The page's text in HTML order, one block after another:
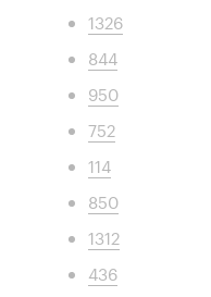
1326
844
950
752
114
850
1312
436